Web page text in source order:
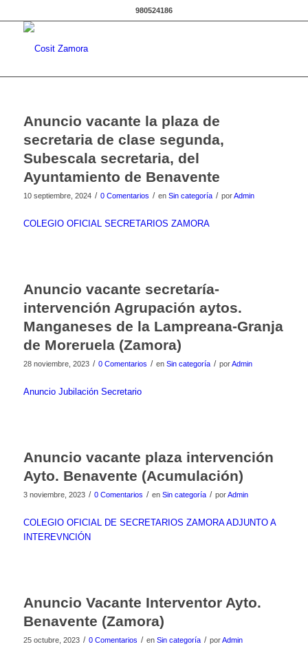
980524186
Anuncio vacante la plaza de
secretaria de clase segunda,
Subescala secretaria, del
Ayuntamiento de Benavente
10 septiembre, 2024 / 0 Comentarios / en Sin categoría / porAdmin
COLEGIO OFICIAL SECRETARIOS ZAMORA
Anuncio vacante secretaría-
intervención Agrupación aytos.
Manganeses de la Lampreana-Granja
de Moreruela (Zamora)
28 noviembre, 2023 / 0 Comentarios / en Sin categoría / porAdmin
Anuncio Jubilación Secretario
Anuncio vacante plaza intervención
Ayto. Benavente (Acumulación)
3 noviembre, 2023 / 0 Comentarios / en Sin categoría / porAdmin
COLEGIO OFICIAL DE SECRETARIOS ZAMORA ADJUNTO A
INTEREVNCIÓN
Anuncio Vacante Interventor Ayto.
Benavente (Zamora)
25 octubre, 2023 / 0 Comentarios / en Sin categoría / porAdmin